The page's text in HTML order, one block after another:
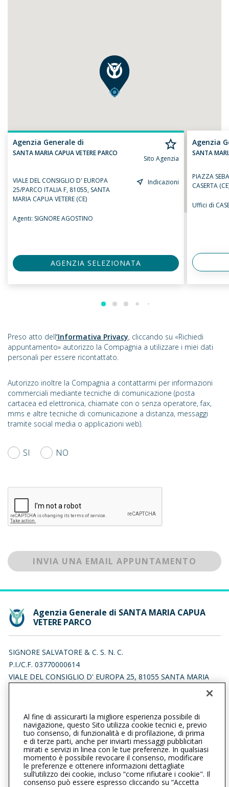
Agenzia Generale di
SANTA MARIA CAPUA VETERE PARCO
Sito Agenzia
VIALE DEL CONSIGLIO D' EUROPA
25/PARCO ITALIA F, 81055, SANTA
MARIA CAPUA VETERE (CE)
Indicazioni
Agenti: SIGNORE AGOSTINO
AGENZIA SELEZIONATA
Agenzia
SANTA
PIAZZA
CASERTA
Uffici di
Preso atto dell’Informativa Privacy, cliccando su «Richiedi
appuntamento» autorizzo la Compagnia a utilizzare i miei dati
personali per essere ricontattato.
Autorizzo inoltre la Compagnia a contattarmi per informazioni
commerciali mediante tecniche di comunicazione (posta
cartacea ed elettronica, chiamate con o senza operatore, fax,
mms e altre tecniche di comunicazione a distanza, messaggi
tramite social media o applicazioni web).
SI NO
INVIA UNA EMAIL APPUNTAMENTO
Agenzia Generale di SANTA MARIA CAPUA
VETERE PARCO
SIGNORE SALVATORE & C. S. N. C.
P.I./C.F. 03770000614
VIALE DEL CONSIGLIO D' EUROPA 25, 81055 SANTA MARIA
CAPUA VETERE (CE)
0823810046 0823819542
santamariacapuavetereparco@cattolica.it
signore.sas@legalmail.it
Al fine di assicurarti la migliore esperienza possibile di
navigazione, questo Sito utilizza cookie tecnici e, previo
tuo consenso, di funzionalità e di profilazione, di prima
e di terze parti, anche per inviarti messaggi pubblicitari
mirati e servizi in linea con le tue preferenze. In qualsiasi
momento è possibile revocare il consenso, modificare
le preferenze e ottenere informazioni dettagliate
sull’utilizzo dei cookie, incluso “come rifiutare i cookie". Il
consenso può essere espresso cliccando su “Accetta